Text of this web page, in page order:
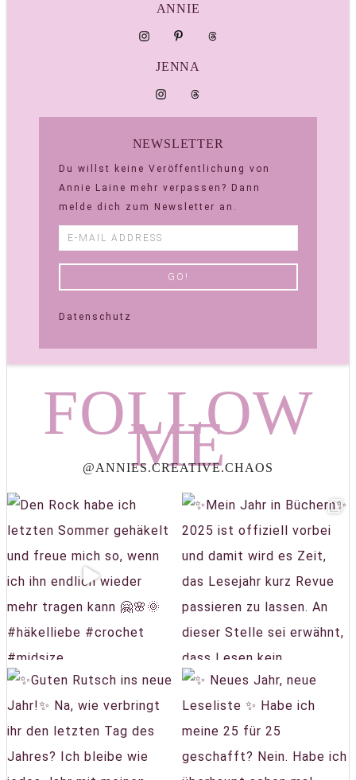
ANNIE
JENNA
NEWSLETTER
Du willst keine Veröffentlichung von
Annie Laine mehr verpassen? Dann
melde dich zum Newsletter an.
Datenschutz
FOLLOW
ME
@ANNIES.CREATIVE.CHAOS